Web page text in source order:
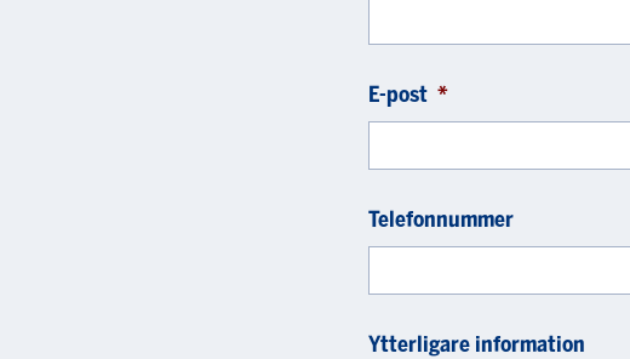
E-post *
Telefonnummer
Ytterligare information